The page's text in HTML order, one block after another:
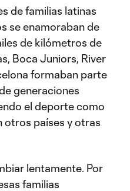
de familias latinas
se enamoraban de
de kilómetros de
Boca Juniors, River
formaban parte
generaciones
el deporte como
otros países y otras
lentamente. Por
familias